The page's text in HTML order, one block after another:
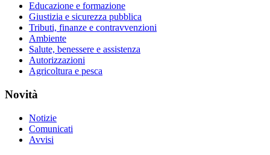
Educazione e formazione
Giustizia e sicurezza pubblica
Tributi, finanze e contravvenzioni
Ambiente
Salute, benessere e assistenza
Autorizzazioni
Agricoltura e pesca
Novità
Notizie
Comunicati
Avvisi